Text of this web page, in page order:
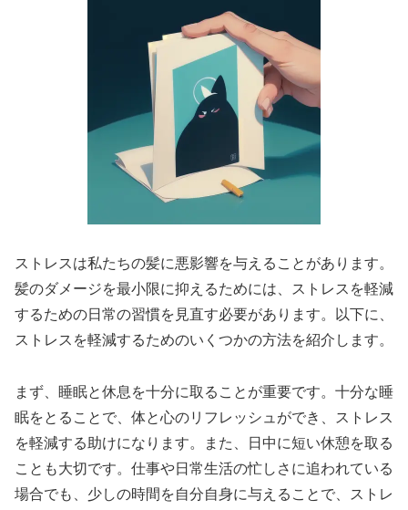
ストレスは私たちの髪に悪影響を与えることがあります。
髪のダメージを最小限に抑えるためには、ストレスを軽減
するための日常の習慣を見直す必要があります。以下に、
ストレスを軽減するためのいくつかの方法を紹介します。
まず、睡眠と休息を十分に取ることが重要です。十分な睡
眠をとることで、体と心のリフレッシュができ、ストレス
を軽減する助けになります。また、日中に短い休憩を取る
ことも大切です。仕事や日常生活の忙しさに追われている
場合でも、少しの時間を自分自身に与えることで、ストレ